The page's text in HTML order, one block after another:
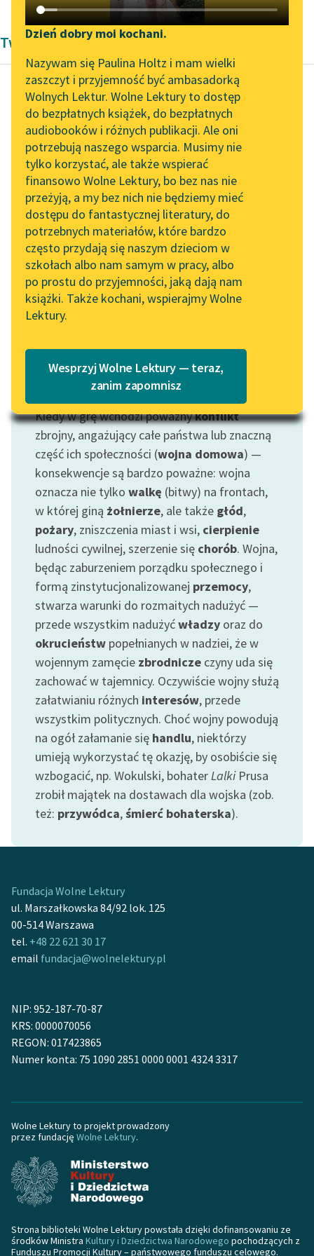
Katalog DAISY
Podkasty o książkach
Zgłoś brak utworu
Aktualności
Zapraszamy na spotkanie
online z tłumaczkami
literatury skandynawskiej
Spotkanie z Katarzyną
Tunkiel w Oslo
Wolne Lektury na 32.
Pol’and’Rock Festivalu
„Kochanek Lady
Chatterley” do słuchania
na Wolnych Lekturach
Nowy audiobook –
„Marzenie o Oriencie”
Lektury szkolne i klasyka
literatury do słuchania dla
uczennic i uczniów z
niepełnosprawnościami
E-kolekcja lektur
szkolnych i literatury do
słuchania dla uczennic i
uczniów z
niepełnosprawnościami
Feministyczne inspiracje.
Popularyzacja
skandynawskiej literatury
feministycznej
Ręce pełne poezji
Kolekcje edukacyjne
twórców przechodzących
do domeny publicznej,
lektur szkolnych oraz
Starego Testamentu
Odkurzamy bohaterów
Szkoła Poezji Wolnych
Narzędzia
Mapa Wolnych Lektur
Leśmianator
Przewodnik dla piszących i
czytających
API
OAI-PMH
Widget Wolnych Lektur
Przypisy
Katalog w formacie PDF
Kontakt
O projekcie
Zespół
Zasady wykorzystania
Wolnych Lektur
Logotypy
Polityka prywatności
Regulamin biblioteki
Dane fundacji i
sprawozdania finansowe
Regulamin darowizn
Informacja o treściach
wrażliwych
Dzień dobry moi kochani.
Nazywam się Paulina Holtz i mam wielki
zaszczyt i przyjemność być ambasadorką
Wolnych Lektur. Wolne Lektury to dostęp
do bezpłatnych książek, do bezpłatnych
audiobooków i różnych publikacji. Ale oni
potrzebują naszego wsparcia. Musimy nie
tylko korzystać, ale także wspierać
finansowo Wolne Lektury, bo bez nas nie
przeżyją, a my bez nich nie będziemy mieć
dostępu do fantastycznej literatury, do
potrzebnych materiałów, które bardzo
często przydają się naszym dzieciom w
szkołach albo nam samym w pracy, albo
po prostu do przyjemności, jaką dają nam
książki. Także kochani, wspierajmy Wolne
Lektury.
Wesprzyj Wolne Lektury — teraz,
zanim zapomnisz
Twórczość Krystyny Krahelskiej
Krystyna Krahelska
O wojence
O wojenko, wojenko,
jaka siła w tobie…
Cicho śnią twoi chłopcy
w płytkim swoim
grobie...
Czytaj więcej
Motyw: Wojna
Kiedy w grę wchodzi poważnykonflikt
zbrojny, angażujący całe państwa lub znaczną
część ich społeczności (wojna domowa) —
konsekwencje są bardzo poważne: wojna
oznacza nie tylko walkę (bitwy) na frontach,
w której giną żołnierze, ale także głód,
pożary, zniszczenia miast i wsi, cierpienie
ludności cywilnej, szerzenie się chorób. Wojna,
będąc zaburzeniem porządku społecznego i
formą zinstytucjonalizowanej przemocy,
stwarza warunki do rozmaitych nadużyć —
przede wszystkim nadużyćwładzy oraz do
okrucieństw popełnianych w nadziei, że w
wojennym zamęcie zbrodnicze czyny uda się
zachować w tajemnicy. Oczywiście wojny służą
załatwianiu różnych interesów, przede
wszystkim politycznych. Choć wojny powodują
na ogół załamanie się handlu, niektórzy
umieją wykorzystać tę okazję, by osobiście się
wzbogacić, np. Wokulski, bohaterLalkiPrusa
zrobił majątek na dostawach dla wojska (zob.
też: przywódca,śmierć bohaterska).
Fundacja Wolne Lektury
ul. Marszałkowska 84/92 lok. 125
00-514 Warszawa
tel. +48 22 621 30 17
email fundacja@wolnelektury.pl
NIP: 952-187-70-87
KRS: 0000070056
REGON: 017423865
Numer konta: 75 1090 2851 0000 0001 4324 3317
Wolne Lektury to projekt prowadzony
przez fundację Wolne Lektury.
Strona biblioteki Wolne Lektury powstała dzięki dofinansowaniu ze
środków Ministra Kultury i Dziedzictwa Narodowego pochodzących z
Funduszu Promocji Kultury – państwowego funduszu celowego.